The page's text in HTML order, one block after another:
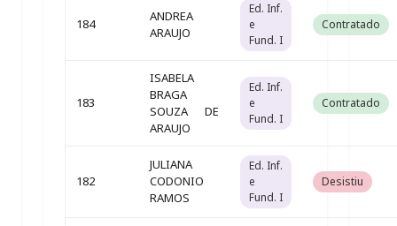
184
ANDREA
ARAUJO
Ed. Inf.
e
Fund. I
Contratado
183
ISABELA
BRAGA
SOUZA DE
ARAUJO
Ed. Inf.
e
Fund. I
Contratado
182
JULIANA
CODONIO
RAMOS
Ed. Inf.
e
Fund. I
Desistiu